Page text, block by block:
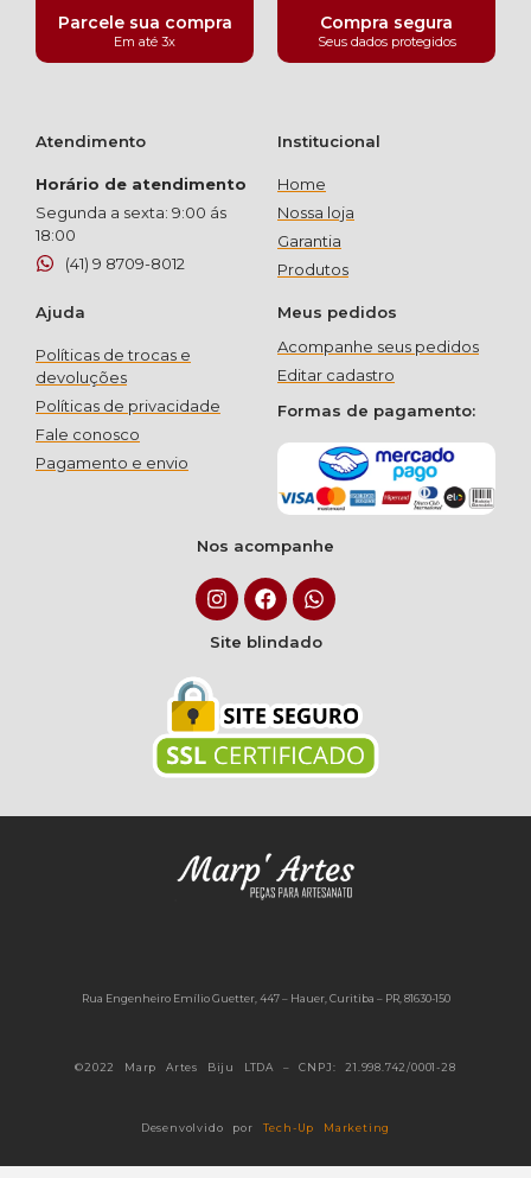
Parcele sua compra
Em até 3x
Compra segura
Seus dados protegidos
Atendimento
Horário de atendimento
Segunda a sexta: 9:00 ás
18:00
(41) 9 8709-8012
Institucional
Home
Nossa loja
Garantia
Produtos
Ajuda
Políticas de trocas e
devoluções
Políticas de privacidade
Fale conosco
Pagamento e envio
Meus pedidos
Acompanhe seus pedidos
Editar cadastro
Formas de pagamento:
Nos acompanhe
Site blindado
Rua Engenheiro Emílio Guetter, 447 – Hauer, Curitiba – PR, 81630-150
©2022 Marp Artes Biju LTDA – CNPJ: 21.998.742/0001-28
Desenvolvido por Tech-Up Marketing